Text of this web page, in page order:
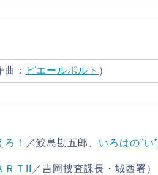
： ピエールポルト ）
！ ／鮫島勘五郎、 いろはの”い”
ＴII
／吉岡捜査課長・城西署）